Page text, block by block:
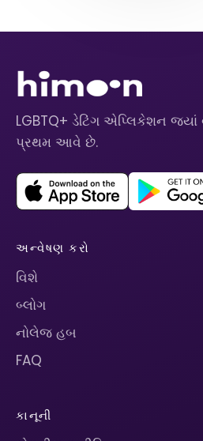
LGBTQ+ ડેટિંગ એપ્લિકેશન જ્યાં
પ્રથમ આવે છે.
અન્વેષણ કરો
વિશે
બ્લોગ
નોલેજ હબ
FAQ
કાનૂની